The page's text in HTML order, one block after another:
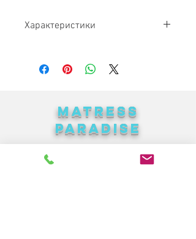
Характеристики
Наполнение одеяла - Синтепон
Чехол одеяла - Микрофибра
MATRESS
PARADISE
доступними цінами